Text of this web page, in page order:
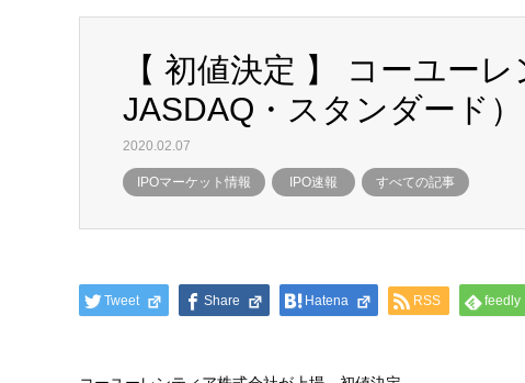
【 初値決定 】 コーユー
JASDAQ・スタンダード）
2020.02.07
IPOマーケット情報 IPO速報 すべての記事
Tweet Share Hatena RSS feedly